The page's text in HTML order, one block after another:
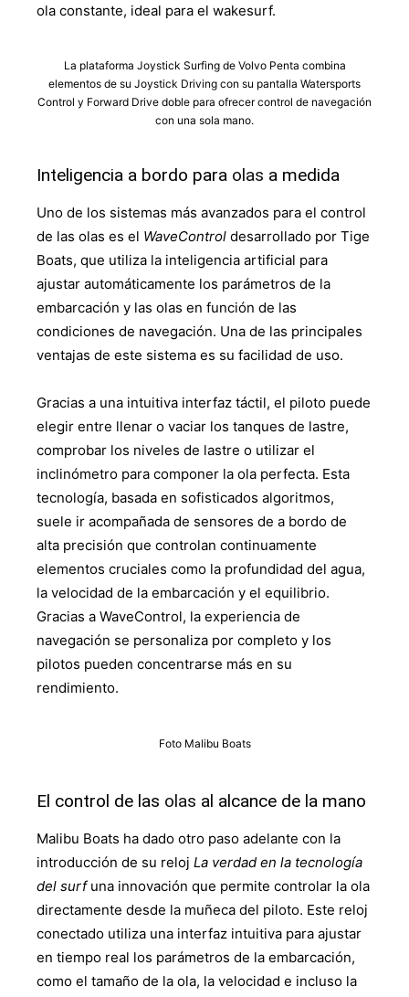
ola constante, ideal para el wakesurf.
La plataforma Joystick Surfing de Volvo Penta combina
elementos de su Joystick Driving con su pantalla Watersports
Control y Forward Drive doble para ofrecer control de navegación
con una sola mano.
Inteligencia a bordo para olas a medida
Uno de los sistemas más avanzados para el control
de las olas es el WaveControl desarrollado por Tige
Boats, que utiliza la inteligencia artificial para
ajustar automáticamente los parámetros de la
embarcación y las olas en función de las
condiciones de navegación. Una de las principales
ventajas de este sistema es su facilidad de uso.
Gracias a una intuitiva interfaz táctil, el piloto puede
elegir entre llenar o vaciar los tanques de lastre,
comprobar los niveles de lastre o utilizar el
inclinómetro para componer la ola perfecta. Esta
tecnología, basada en sofisticados algoritmos,
suele ir acompañada de sensores de a bordo de
alta precisión que controlan continuamente
elementos cruciales como la profundidad del agua,
la velocidad de la embarcación y el equilibrio.
Gracias a WaveControl, la experiencia de
navegación se personaliza por completo y los
pilotos pueden concentrarse más en su
rendimiento.
Foto Malibu Boats
El control de las olas al alcance de la mano
Malibu Boats ha dado otro paso adelante con la
introducción de su reloj La verdad en la tecnología
del surf una innovación que permite controlar la ola
directamente desde la muñeca del piloto. Este reloj
conectado utiliza una interfaz intuitiva para ajustar
en tiempo real los parámetros de la embarcación,
como el tamaño de la ola, la velocidad e incluso la